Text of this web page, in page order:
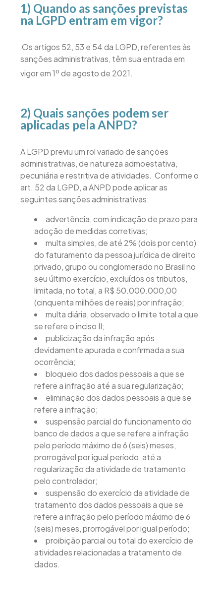
1) Quando as sanções previstas
na LGPD entram em vigor?
Os artigos 52, 53 e 54 da LGPD, referentes às
sanções administrativas, têm sua entrada em
vigor em 1o de agosto de 2021.
2) Quais sanções podem ser
aplicadas pela ANPD?
A LGPD previu um rol variado de sanções
administrativas, de natureza admoestativa,
pecuniária e restritiva de atividades. Conforme o
art. 52 da LGPD, a ANPD pode aplicar as
seguintes sanções administrativas:
advertência, com indicação de prazo para
adoção de medidas corretivas;
multa simples, de até 2% (dois por cento)
do faturamento da pessoa jurídica de direito
privado, grupo ou conglomerado no Brasil no
seu último exercício, excluídos os tributos,
limitada, no total, a R$ 50.000.000,00
(cinquenta milhões de reais) por infração;
multa diária, observado o limite total a que
se refere o inciso II;
publicização da infração após
devidamente apurada e confirmada a sua
ocorrência;
bloqueio dos dados pessoais a que se
refere a infração até a sua regularização;
eliminação dos dados pessoais a que se
refere a infração;
suspensão parcial do funcionamento do
banco de dados a que se refere a infração
pelo período máximo de 6 (seis) meses,
prorrogável por igual período, até a
regularização da atividade de tratamento
pelo controlador;
suspensão do exercício da atividade de
tratamento dos dados pessoais a que se
refere a infração pelo período máximo de 6
(seis) meses, prorrogável por igual período;
proibição parcial ou total do exercício de
atividades relacionadas a tratamento de
dados.